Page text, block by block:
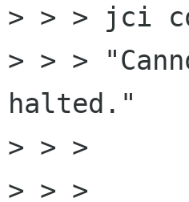
> > > jci
> > >
halted."
> > >
> > >